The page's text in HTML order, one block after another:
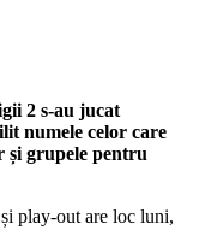
2 s-au jucat
numele celor care
și grupele pentru
play-out are loc luni,